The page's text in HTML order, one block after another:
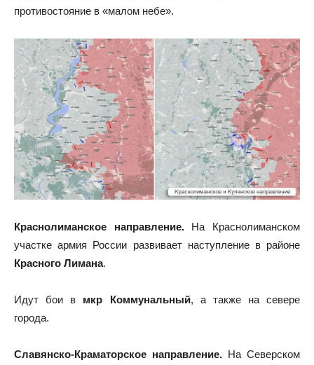
противостояние в «малом небе».
Краснолиманское направление. На Краснолиманском
участке армия России развивает наступление в районе
Красного Лимана.
Идут бои в мкр Коммунальный, а также на севере
города.
Славянско-Краматорское направление. На Северском